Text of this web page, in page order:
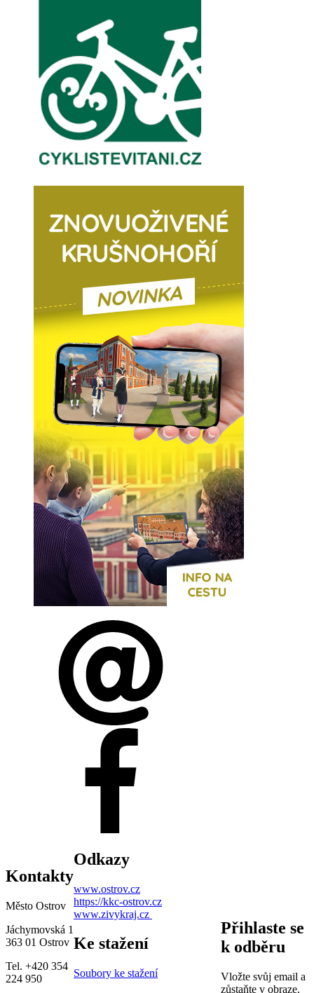
Kontakty
Město Ostrov
Jáchymovská 1
363 01 Ostrov
Tel. +420 354
224 950
Odkazy
www.ostrov.cz
https://kkc-ostrov.cz
www.zivykraj.cz
Ke stažení
Soubory ke stažení
Přihlaste se
k odběru
Vložte svůj email a
zůstaňte v obraze.